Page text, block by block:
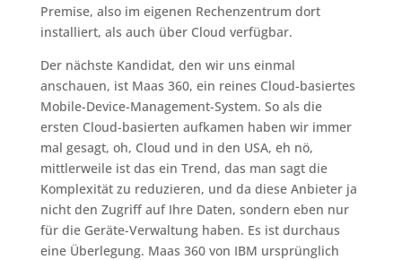
Premise, also im eigenen Rechenzentrum dort
installiert, als auch über Cloud verfügbar.
Der nächste Kandidat, den wir uns einmal
anschauen, ist Maas 360, ein reines Cloud-basiertes
Mobile-Device-Management-System. So als die
ersten Cloud-basierten aufkamen haben wir immer
mal gesagt, oh, Cloud und in den USA, eh nö,
mittlerweile ist das ein Trend, das man sagt die
Komplexität zu reduzieren, und da diese Anbieter ja
nicht den Zugriff auf Ihre Daten, sondern eben nur
für die Geräte-Verwaltung haben. Es ist durchaus
eine Überlegung. Maas 360 von IBM ursprünglich